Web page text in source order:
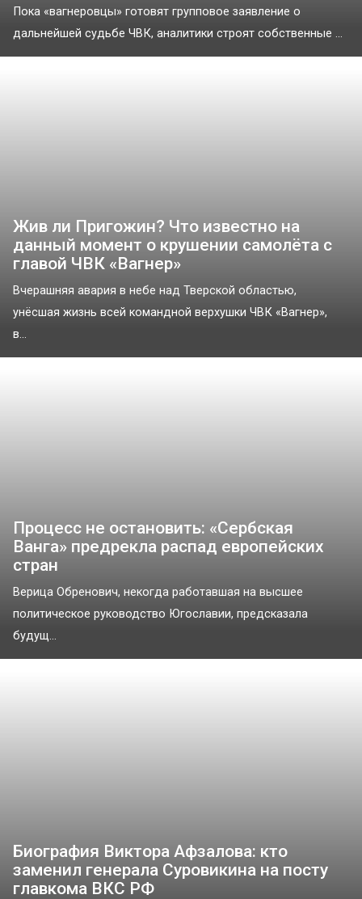
Пока «вагнеровцы» готовят групповое заявление о
дальнейшей судьбе ЧВК, аналитики строят собственные ...
Жив ли Пригожин? Что известно на
данный момент о крушении самолёта с
главой ЧВК «Вагнер»
Вчерашняя авария в небе над Тверской областью,
унёсшая жизнь всей командной верхушки ЧВК «Вагнер»,
в...
Процесс не остановить: «Сербская
Ванга» предрекла распад европейских
стран
Верица Обренович, некогда работавшая на высшее
политическое руководство Югославии, предсказала
будущ...
Биография Виктора Афзалова: кто
заменил генерала Суровикина на посту
главкома ВКС РФ